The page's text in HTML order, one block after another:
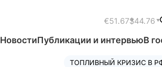
€51.67$44.76
НовостиПубликации и интервьюВ
ТОПЛИВНЫЙ КРИЗИС В